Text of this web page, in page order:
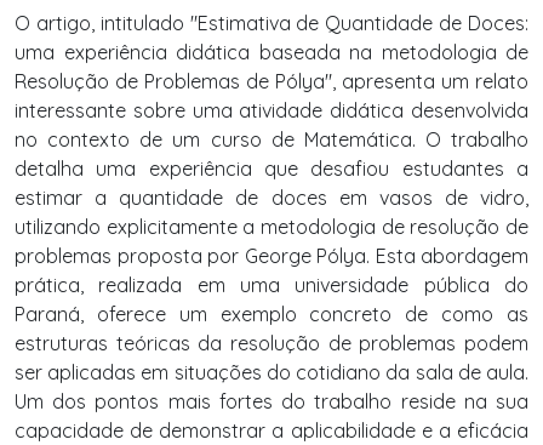
O artigo, intitulado "Estimativa de Quantidade de Doces:
uma experiência didática baseada na metodologia de
Resolução de Problemas de Pólya", apresenta um relato
interessante sobre uma atividade didática desenvolvida
no contexto de um curso de Matemática. O trabalho
detalha uma experiência que desafiou estudantes a
estimar a quantidade de doces em vasos de vidro,
utilizando explicitamente a metodologia de resolução de
problemas proposta por George Pólya. Esta abordagem
prática, realizada em uma universidade pública do
Paraná, oferece um exemplo concreto de como as
estruturas teóricas da resolução de problemas podem
ser aplicadas em situações do cotidiano da sala de aula.
Um dos pontos mais fortes do trabalho reside na sua
capacidade de demonstrar a aplicabilidade e a eficácia